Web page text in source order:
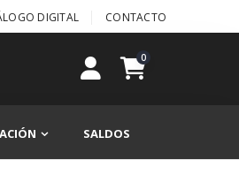
DIGITAL CONTACTO
0
SALDOS